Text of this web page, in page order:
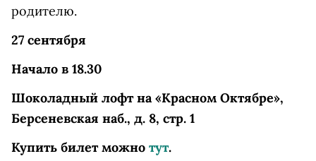
родителю.
27 сентября
Начало в 18.30
Шоколадный лофт на «Красном Октябре»,
Берсеневская наб., д. 8, стр. 1
Купить билет можно тут.